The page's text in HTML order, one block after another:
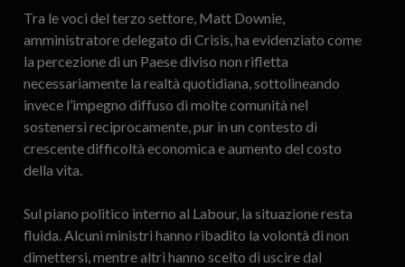
Tra le voci del terzo settore, Matt Downie,
amministratore delegato di Crisis, ha evidenziato come
la percezione di un Paese diviso non rifletta
necessariamente la realtà quotidiana, sottolineando
invece l’impegno diffuso di molte comunità nel
sostenersi reciprocamente, pur in un contesto di
crescente difficoltà economica e aumento del costo
della vita.
Sul piano politico interno al Labour, la situazione resta
fluida. Alcuni ministri hanno ribadito la volontà di non
dimettersi, mentre altri hanno scelto di uscire dal